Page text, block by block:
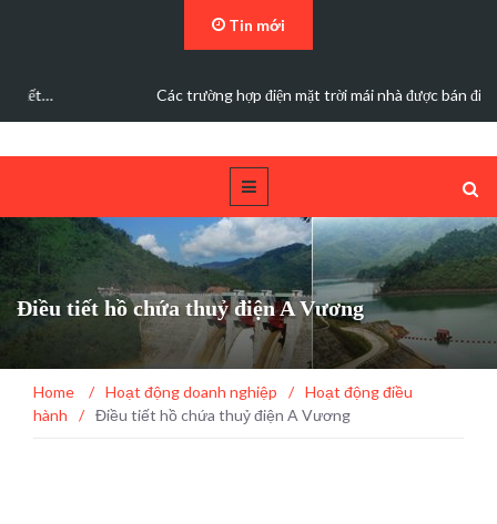
Tin mới
Các trường hợp điện mặt trời mái nhà được bán điện dư
Điều tiết hồ chứa thuỷ điện A Vương
Home / Hoạt động doanh nghiệp / Hoạt động điều
hành
/ Điều tiết hồ chứa thuỷ điện A Vương